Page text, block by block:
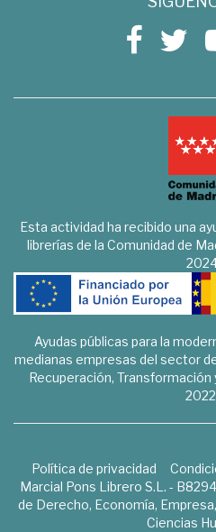
Esta actividad ha recibido una
librerías de la Comunidad de
Ayudas públicas para la
medianas empresas del sector
Recuperación,
Política de privacidad
Marcial Pons Librero S.L. -
de Derecho, Economía,
Ciencias